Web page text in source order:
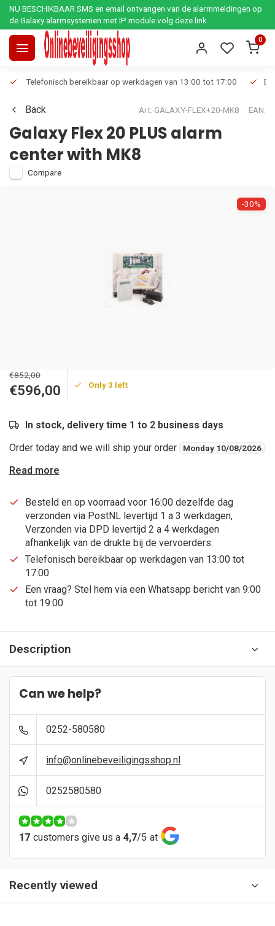
NU BESCHIKBAAR SMS en email ontvangen van de alarmmeldingen op
de Galaxy alarmsystemen met IP module volg deze link
0
Telefonisch bereikbaar op werkdagen van 13:00 tot 17:00
Back Art: GALAXY-FLEX+20-MK8 EAN:
Galaxy Flex 20 PLUS alarm
center with MK8
Compare
-30%
€852,00
€596,00 Only 3 left
In stock, delivery time 1 to 2 business days
Order today and we will ship your order
Monday 10/08/2026
Read more
Besteld en op voorraad voor 16:00 dezelfde dag
verzonden via PostNL levertijd 1 a 3 werkdagen,
Verzonden via DPD levertijd 2 a 4 werkdagen
afhankelijk van de drukte bij de vervoerders.
Telefonisch bereikbaar op werkdagen van 13:00 tot
17:00
Een vraag? Stel hem via een Whatsapp bericht van 9:00
tot 19:00
Description
Can we help?
0252-580580
info@onlinebeveiligingsshop.nl
0252580580
17 customers give us a 4,7/5 at
Recently viewed